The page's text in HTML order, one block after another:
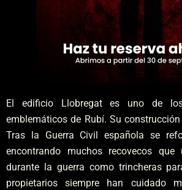
El edificio Llobregat es uno de
emblemáticos de Rubí. Su
Tras la Guerra Civil española se
encontrando muchos recovecos
durante la guerra como trincheras
propietarios siempre han cuidado